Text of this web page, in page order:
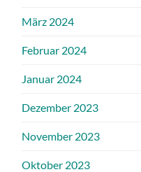
März 2024
Februar 2024
Januar 2024
Dezember 2023
November 2023
Oktober 2023